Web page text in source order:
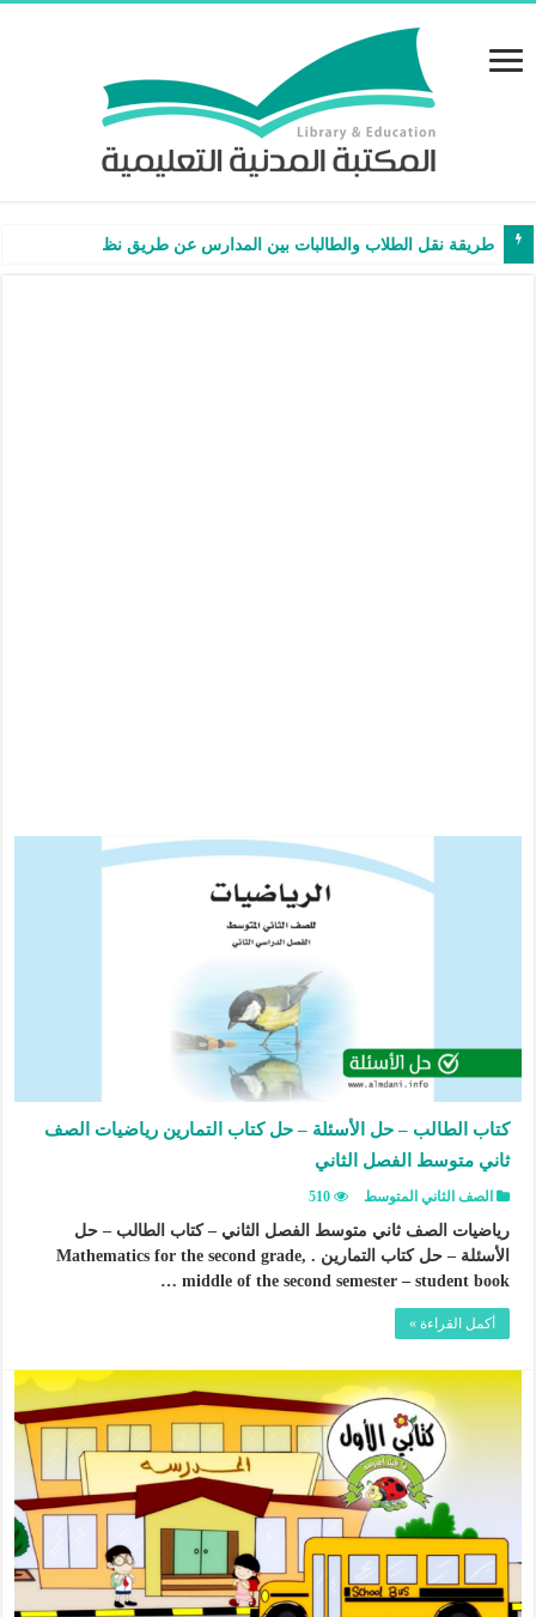
كتاب الطالب – حل الأسئلة – حل كتاب التمارين رياضيات الصف
ثاني متوسط الفصل الثاني
الصف الثاني المتوسط 510
رياضيات الصف ثاني متوسط الفصل الثاني – كتاب الطالب – حل
الأسئلة – حل كتاب التمارين . Mathematics for the second grade,
middle of the second semester – student book …
أكمل القراءة »